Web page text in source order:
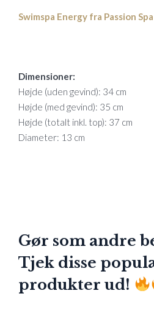
Swimspa Energy fra Passion Spa
Dimensioner:
Højde (uden gevind): 34 cm
Højde (med gevind): 35 cm
Højde (totalt inkl. top): 37 cm
Diameter: 13 cm
Gør som andre
Tjek disse
produkter ud!